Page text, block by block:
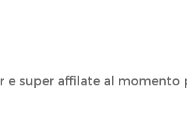
e super affilate al momento